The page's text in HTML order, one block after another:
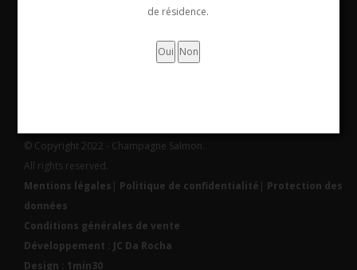
© Copyright 2022 - Champagne Salmon.
All rights reserved.
Mentions légales | Politique de confidentialité | Protection des
données
Conditions générales de vente
Développement : JC Da Rocha
Design : 1min30
de résidence.